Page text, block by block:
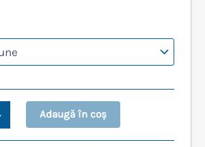
Adaugă în coș